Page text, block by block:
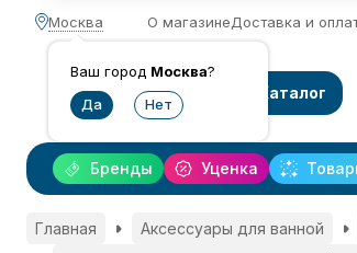
Москва
Ваш город Москва?
О магазинеДоставка и
Каталог
Уценка
Бренды
Главная Аксессуары для ванной